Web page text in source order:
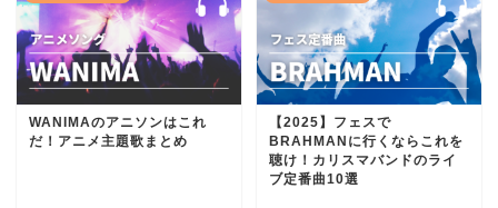
WANIMAのアニソンはこれ
だ！アニメ主題歌まとめ
【2025】フェスで
BRAHMANに行くならこれを
聴け！カリスマバンドのライ
ブ定番曲10選